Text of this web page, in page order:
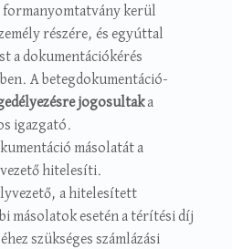
formanyomtatvány kerül
részére, és egyúttal
a dokumentációkérés
A betegdokumentáció-
jogosultaka
igazgató.
másolatát a
hitelesíti.
a hitelesített
másolatok esetén a térítési díj
szükséges számlázási